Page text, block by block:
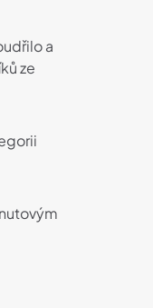
a
ze